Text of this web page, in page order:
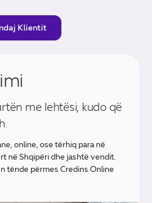
Klientit
me lehtësi, kudo që
online, ose tërhiq para në
në Shqipëri dhe jashtë vendit.
tënde përmes Credins Online